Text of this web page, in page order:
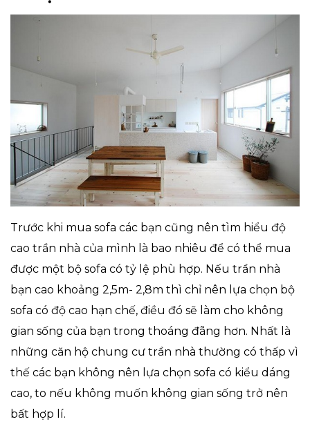
Trước khi mua sofa các bạn cũng nên tìm hiểu độ
cao trần nhà của mình là bao nhiêu để có thể mua
được một bộ sofa có tỷ lệ phù hợp. Nếu trần nhà
bạn cao khoảng 2,5m- 2,8m thì chỉ nên lựa chọn bộ
sofa có độ cao hạn chế, điều đó sẽ làm cho không
gian sống của bạn trong thoáng đãng hơn. Nhất là
những căn hộ chung cư trần nhà thường có thấp vì
thế các bạn không nên lựa chọn sofa có kiểu dáng
cao, to nếu không muốn không gian sống trở nên
bất hợp lí.